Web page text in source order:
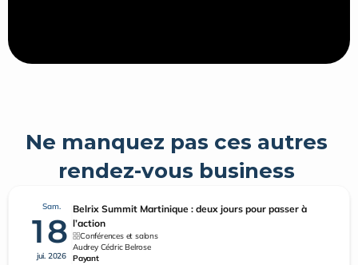
Ne manquez pas ces autres
rendez-vous business
Sam.
18
jui. 2026
Belrix Summit Martinique : deux jours pour passer à
l’action
Conférences et salons
Audrey Cédric Belrose
Payant